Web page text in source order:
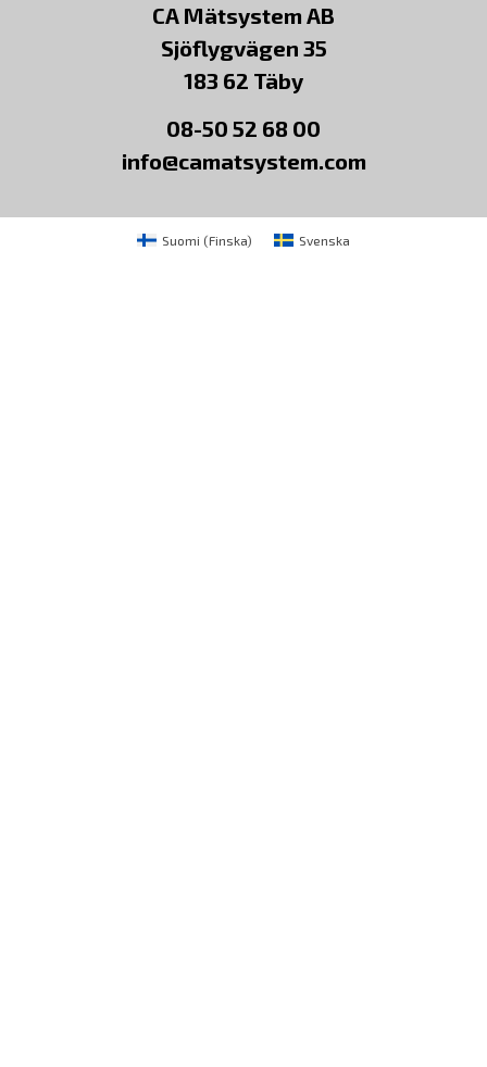
CA Mätsystem AB
Sjöflygvägen 35
183 62 Täby
08-50 52 68 00
info@camatsystem.com
Suomi (Finska) Svenska